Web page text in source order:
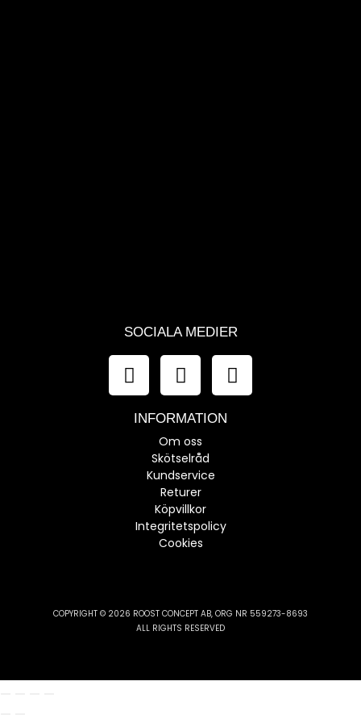
SOCIALA MEDIER
INFORMATION
Om oss
Skötselråd
Kundservice
Returer
Köpvillkor
Integritetspolicy
Cookies
COPYRIGHT © 2026 ROOST CONCEPT AB, ORG NR 559273-8693
ALL RIGHTS RESERVED